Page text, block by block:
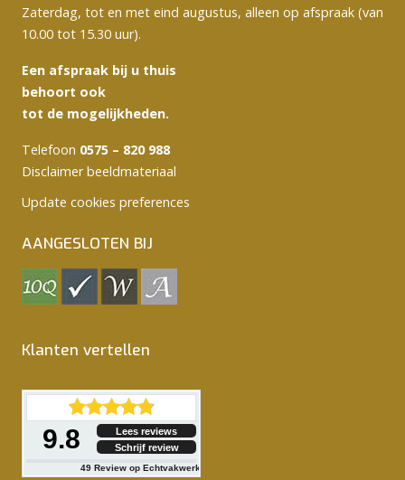
Zaterdag, tot en met eind augustus, alleen op afspraak (van
10.00 tot 15.30 uur).
Een afspraak bij u thuis
behoort ook
tot de mogelijkheden.
Telefoon 0575 – 820 988
Disclaimer beeldmateriaal
Update cookies preferences
AANGESLOTEN BIJ
Klanten vertellen
9.8
Lees reviews
Schrijf review
49 Review op Echtvakwerk